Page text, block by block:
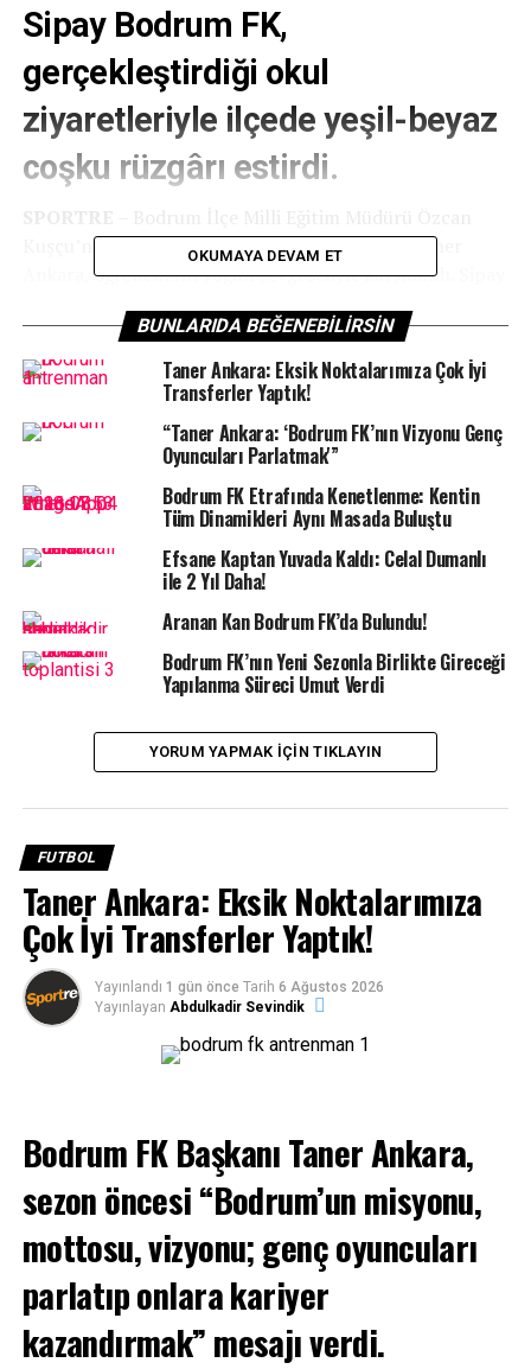
Sipay Bodrum FK,
gerçekleştirdiği okul
ziyaretleriyle ilçede yeşil-beyaz
coşku rüzgârı estirdi.
Kuşçu’nun da eşlik ettiği ziyaretlerde Başkan Taner
Ankara, öğrencilerin yoğun sevgi seliyle karşılandı. Sipay
gençlerin kalbine dokunmaya devam ediyor.
“Bugün okuldaydık, yarına dokunduk” mottosuyla
düzenlenen etkinliklerde, ilçedeki okullarda tam bir
şenlik havası yaşandı. Kulüp Başkanı Taner Ankara’nın
bizzat katıldığı ziyaretlerde öğrenciler; yeşil-beyazlı
bayraklar ve tezahüratlarla takımlarına olan
bağlılıklarını gösterdi. Sosyal medya hesabından
duygularını paylaşan Başkan Ankara; başarının sadece
skor tabelasındaki rakamlardan ibaret olmadığını
belirterek, gerçek şampiyonluğun iyi nesiller yetiştirmek
ve çocukların hayallerine ortak olmak olduğunu
vurguladı.
Bodrum İlçe Milli Eğitim Müdürü Özcan Kuşçu ile
birlikte sınıfları ve okul bahçelerini gezen Başkan Taner
Ankara, minik taraftarlarla yakından ilgilendi. Ziyaret
ağızdan, “Biz sana inanıyoruz, devam et Bodrum” diyerek
takımlarına seslenmesi duygusal anlara sahne oldu.
Play-Off yolunda kritik bir süreçten geçen Sipay Bodrum
FK’ya moral aşılayan öğrenciler, şampiyonluk yolunda
takımlarının en büyük destekçisi olduklarını bir kez daha
kanıtladı.
İLGILI KONULAR: SIPAY BODRUM FK
TANER ANKARA
TRENDYOL 1.LIG
BIR SONRAKI
Sıradaki Gelsin! Sipay Bodrum FK 2 – 0 Pendikspor
BIR ÖNCEKI
Süper Lige 5 Kala Bodrum FK!
OKUMAYA DEVAM ET
BUNLARIDA BEĞENEBILIRSIN
Taner Ankara: Eksik Noktalarımıza Çok İyi
Transferler Yaptık!
“Taner Ankara: ‘Bodrum FK’nın Vizyonu Genç
Oyuncuları Parlatmak'”
Bodrum FK Etrafında Kenetlenme: Kentin
Tüm Dinamikleri Aynı Masada Buluştu
Efsane Kaptan Yuvada Kaldı: Celal Dumanlı
ile 2 Yıl Daha!
Aranan Kan Bodrum FK’da Bulundu!
Bodrum FK’nın Yeni Sezonla Birlikte Gireceği
Yapılanma Süreci Umut Verdi
YORUM YAPMAK IÇIN TIKLAYIN
FUTBOL
Taner Ankara: Eksik Noktalarımıza
Çok İyi Transferler Yaptık!
Yayınlandı 1 gün önce Tarih 6 Ağustos 2026
Yayınlayan Abdulkadir Sevindik
Bodrum FK Başkanı Taner Ankara,
sezon öncesi “Bodrum’un misyonu,
mottosu, vizyonu; genç oyuncuları
parlatıp onlara kariyer
kazandırmak” mesajı verdi.